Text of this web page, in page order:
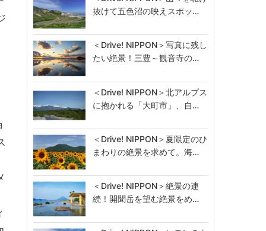
抜けて五色沼の映えスポッ…
＜Drive! NIPPON＞写真に残し
たい絶景！三豊～観音寺の…
＜Drive! NIPPON＞北アルプス
に抱かれる「大町市」、自…
＜Drive! NIPPON＞夏限定のひ
まわりの絶景を求めて。海…
＜Drive! NIPPON＞絶景の連
続！開聞岳を望む絶景をめ…